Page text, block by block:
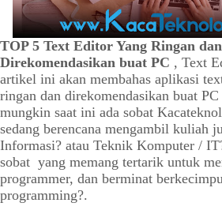
TOP 5 Text Editor Yang Ringan dan
Direkomendasikan buat PC , Text
artikel ini akan membahas aplikasi
ringan dan direkomendasikan buat
mungkin saat ini ada sobat
sedang berencana mengambil kuliah
Informasi? atau Teknik Komputer /
sobat yang memang tertarik untuk
programmer, dan berminat
programming?.